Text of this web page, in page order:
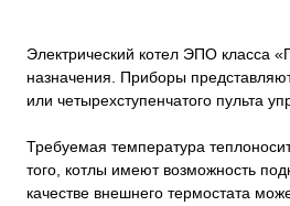
Электрический котел ЭПО класса
назначения. Приборы
или четырехступенчатого пульта
Требуемая температура
того, котлы имеют возможность
качестве внешнего термостата